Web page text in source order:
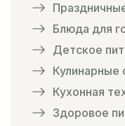
Блюда для
Детское
Кулинарные
Кухонная
Здоровое